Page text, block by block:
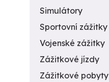
Simulátory
Sportovní zážitky
Vojenské zážitky
Zážitkové jízdy
Zážitkové pobyty